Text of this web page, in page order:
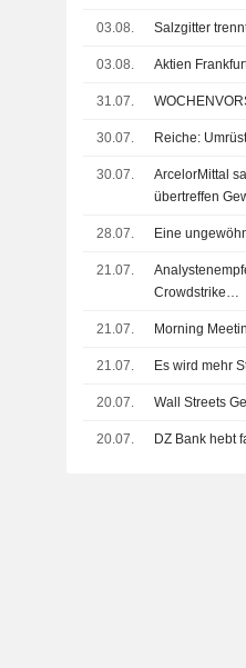
03.08. Salzgitter
03.08. Aktien
31.07.
30.07. Reiche:
30.07.
ArcelorMittal
übertreffen
28.07. Eine
21.07.
Crowdstrike…
21.07. Morning
21.07. Es wird mehr
20.07. Wall Streets
20.07. DZ Bank hebt